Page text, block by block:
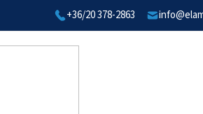
+36/20 378-2863